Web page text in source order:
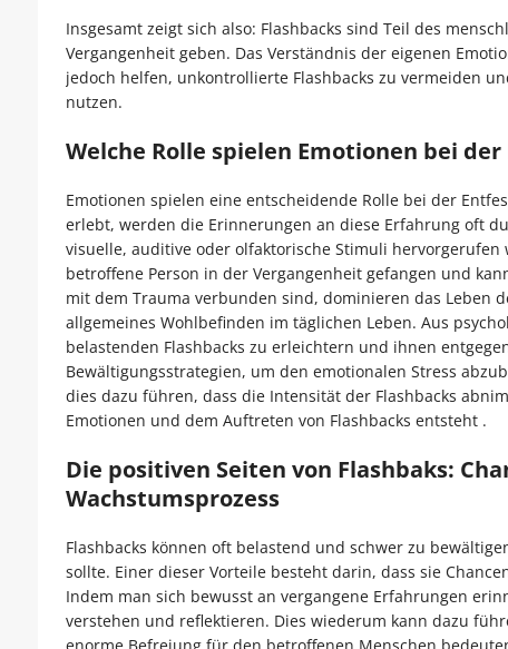
Insgesamt zeigt sich also: Flashbacks sind Teil des
Vergangenheit geben. Das Verständnis der eigenen
jedoch helfen, unkontrollierte Flashbacks zu vermeiden
nutzen.
Welche Rolle spielen Emotionen bei der
Emotionen spielen eine entscheidende Rolle bei der
erlebt, werden die Erinnerungen an diese Erfahrung oft
visuelle, auditive oder olfaktorische Stimuli
betroffene Person in der Vergangenheit gefangen und
mit dem Trauma verbunden sind, dominieren das Leben
allgemeines Wohlbefinden im täglichen Leben. Aus
belastenden Flashbacks zu erleichtern und ihnen
Bewältigungsstrategien, um den emotionalen Stress
dies dazu führen, dass die Intensität der Flashbacks
Emotionen und dem Auftreten von Flashbacks entsteht .
Die positiven Seiten von Flashbaks:
Wachstumsprozess
Flashbacks können oft belastend und schwer zu
sollte. Einer dieser Vorteile besteht darin, dass sie
Indem man sich bewusst an vergangene Erfahrungen
verstehen und reflektieren. Dies wiederum kann dazu